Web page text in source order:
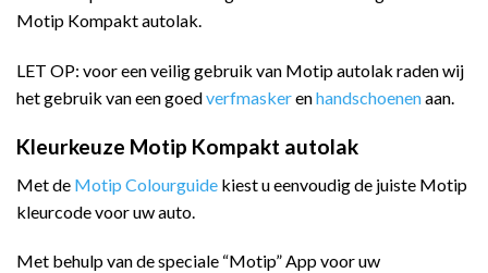
Motip Kompakt autolak.
LET OP: voor een veilig gebruik van Motip autolak raden wij
het gebruik van een goedverfmaskerenhandschoenenaan.
Kleurkeuze Motip Kompakt autolak
Met de Motip Colourguide kiest u eenvoudig de juiste Motip
kleurcode voor uw auto.
Met behulp van de speciale “Motip” App voor uw